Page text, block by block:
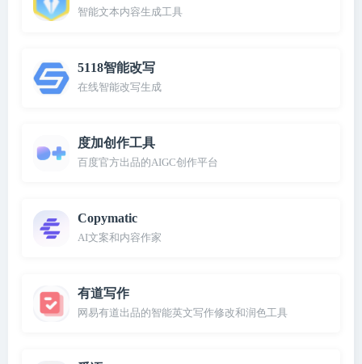
智能文本内容生成工具
5118智能改写
在线智能改写生成
度加创作工具
百度官方出品的AIGC创作平台
Copymatic
AI文案和内容作家
有道写作
网易有道出品的智能英文写作修改和润色工具